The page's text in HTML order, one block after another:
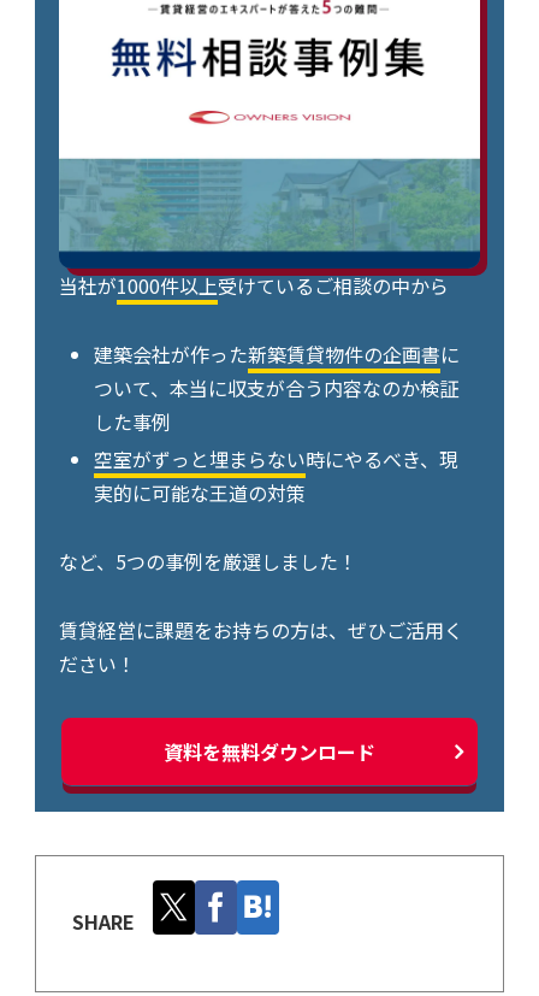
当社が1000件以上受けているご相談の中から
建築会社が作った新築賃貸物件の企画書に
ついて、本当に収支が合う内容なのか検証
した事例
空室がずっと埋まらない時にやるべき、現
実的に可能な王道の対策
など、5つの事例を厳選しました！
賃貸経営に課題をお持ちの方は、ぜひご活用く
ださい！
資料を無料ダウンロード
SHARE